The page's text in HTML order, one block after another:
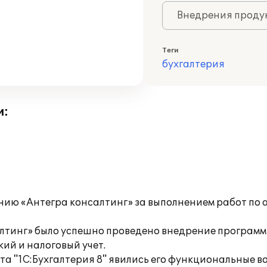
Внедрения
Теги
бухгалтерия
«Антегра консалтинг» за выполнением работ
было успешно проведено внедрение
и налоговый учет.
"1С:Бухгалтерия 8" явились его функциональные